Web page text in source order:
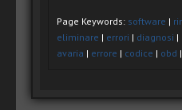
Page Keywords: software |
eliminare | errori | diagnosi |
avaria | errore | codice | obd |